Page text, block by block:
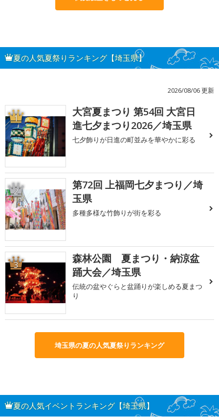
夏の人気夏祭りランキング【埼玉県】
2026/08/06 更新
1
大宮夏まつり 第54回 大宮日
進七夕まつり2026／埼玉県
七夕飾りが日進の町並みを華やかに彩る
2
第72回 上福岡七夕まつり／埼
玉県
多種多様な竹飾りが街を彩る
3
森林公園 夏まつり・納涼盆
踊大会／埼玉県
伝統の盆やぐらと盆踊りが楽しめる夏まつ
り
埼玉県の夏の人気夏祭りランキング
夏の人気イベントランキング【埼玉県】